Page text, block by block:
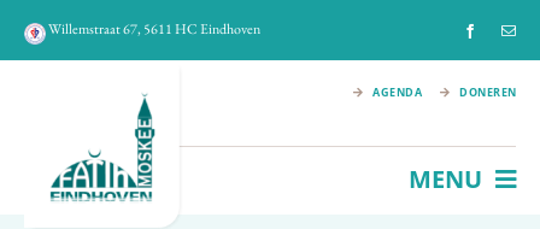
Ga
naar
Willemstraat 67, 5611 HC Eindhoven
AGENDA DONEREN
MENU